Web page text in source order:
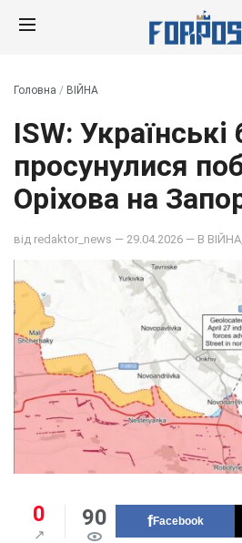
Головна / ВІЙНА
ISW: Українські
просунулися
Оріхова на
від redaktor_news — 29.04.2026 — В ВІЙНА
0 90 Facebook